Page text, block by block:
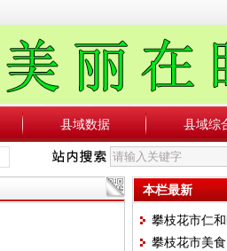
县域数据 县域综
本栏最新
攀枝花市仁
攀枝花市美食